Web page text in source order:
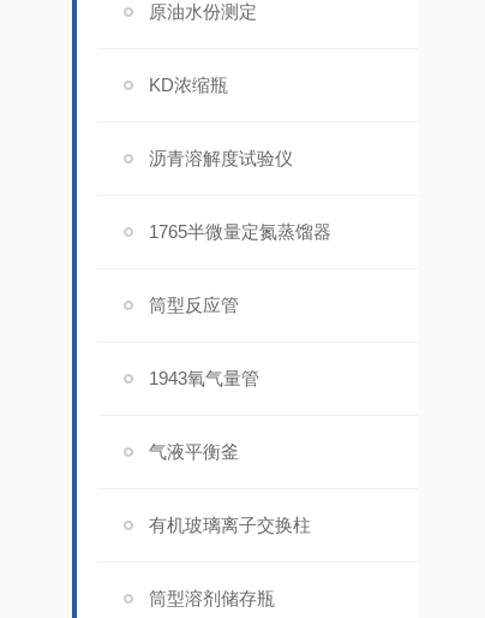
原油水份测定
KD浓缩瓶
沥青溶解度试验仪
1765半微量定氮蒸馏器
筒型反应管
1943氧气量管
气液平衡釜
有机玻璃离子交换柱
筒型溶剂储存瓶